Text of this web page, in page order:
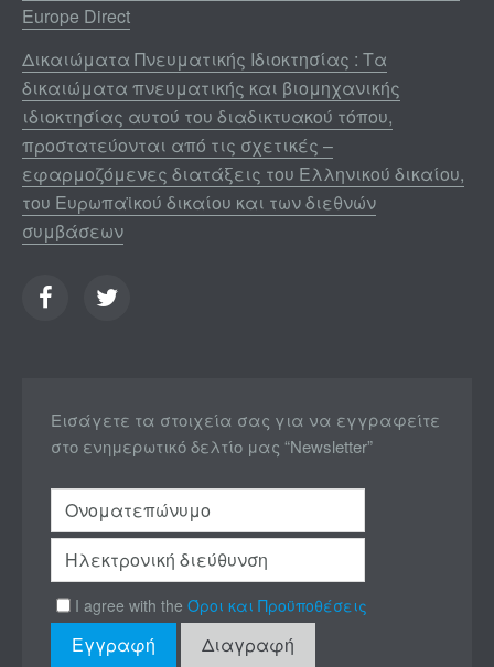
Europe Direct
Δικαιώματα Πνευματικής Ιδιοκτησίας : Τα
δικαιώματα πνευματικής και βιομηχανικής
ιδιοκτησίας αυτού του διαδικτυακού τόπου,
προστατεύονται από τις σχετικές –
εφαρμοζόμενες διατάξεις του Ελληνικού δικαίου,
του Ευρωπαϊκού δικαίου και των διεθνών
συμβάσεων
Εισάγετε τα στοιχεία σας για να εγγραφείτε
στο ενημερωτικό δελτίο μας “Newsletter”
I agree with the Όροι και Προϋποθέσεις